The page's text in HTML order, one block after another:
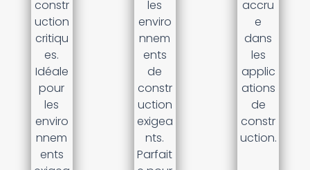
constr
uction
critiqu
es.
Idéale
pour
les
enviro
nnem
ents
les
enviro
nnem
ents
de
constr
uction
exigea
nts.
Parfait
accru
e
dans
les
applic
ations
de
constr
uction.